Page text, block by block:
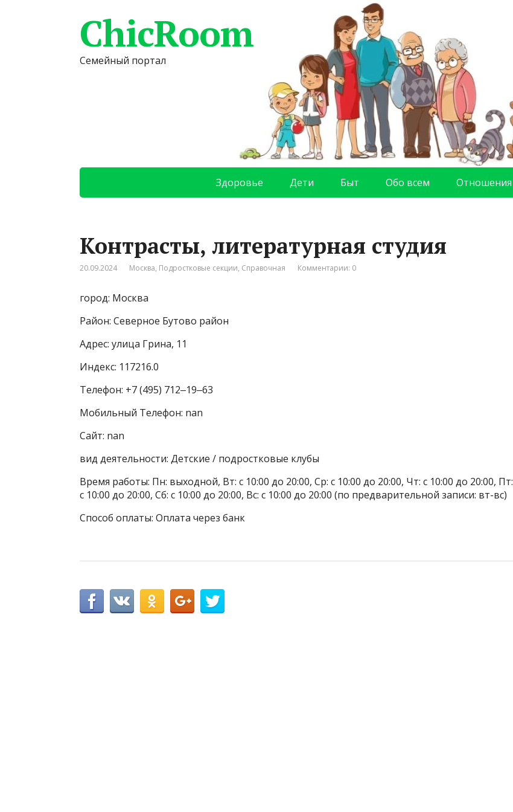
ChicRoom
Семейный портал
Здоровье Дети Быт Обо всем Отношения
Контрасты, литературная студия
20.09.2024 Москва, Подростковые секции, Справочная Комментарии: 0
город: Москва
Район: Северное Бутово район
Адрес: улица Грина, 11
Индекс: 117216.0
Телефон: +7 (495) 712‒19‒63
Мобильный Телефон: nan
Сайт: nan
вид деятельности: Детские / подростковые клубы
Время работы: Пн: выходной, Вт: с 10:00 до 20:00, Ср: с 10:00 до 20:00, Чт: с 10:00 до 20:00, Пт:
с 10:00 до 20:00, Сб: с 10:00 до 20:00, Вс: с 10:00 до 20:00 (по предварительной записи: вт-вс)
Способ оплаты: Оплата через банк